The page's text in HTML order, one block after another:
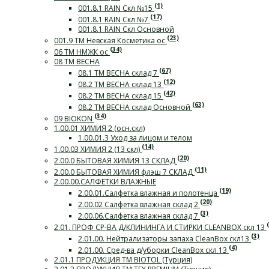
001.8.1 RAIN Скл №15 (1)
001.8.1 RAIN Скл №7 (17)
001.8.1 RAIN Скл Основной
001.9 ТМ Невская Косметика ос (23)
06 ТМ НМЖК ос (34)
08 ТМ ВЕСНА
08.1 ТМ ВЕСНА склад 7 (67)
08.2 ТМ ВЕСНА склад 13 (12)
08.2 ТМ ВЕСНА склад 15 (42)
08.2 ТМ ВЕСНА склад Основной (63)
09 BIOKON (34)
1.00.01 ХИМИЯ 2 (осн.скл)
1.00.01.3 Уход за лицом и телом
1.00.03 ХИМИЯ 2 (13 скл) (14)
2.00.0 БЫТОВАЯ ХИМИЯ 13 СКЛАД (20)
2.00.0 БЫТОВАЯ ХИМИЯ флэш 7 СКЛАД (11)
2.00.00.САЛФЕТКИ ВЛАЖНЫЕ
2.00.01.Салфетка влажная и полотенца (19)
2.00.02 Салфетка влажная склад 2 (20)
2.00.06.Салфетка влажная склад 7 (3)
2.01. ПРОФ СР-ВА Д/КЛИНИНГА И СТИРКИ СLEANBOX скл 13
2.01.00. Нейтрализаторы запаха CleanBox скл13 (3)
2.01.00. Сред-ва д/уборки CleanBox скл 13 (4)
2.01.1 ПРОДУКЦИЯ ТМ BIOTOL (Турция)